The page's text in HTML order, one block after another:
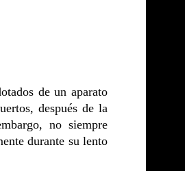
de un aparato
después de la
no siempre
durante su lento